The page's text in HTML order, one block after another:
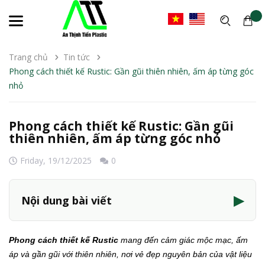
Trang chủ
Tin tức
Phong cách thiết kế Rustic: Gần gũi thiên nhiên, ấm áp từng góc
nhỏ
Phong cách thiết kế Rustic: Gần gũi
thiên nhiên, ấm áp từng góc nhỏ
Friday, 19/12/2025 0
Nội dung bài viết ▶
Phong cách thiết kế Rustic mang đến cảm giác mộc mạc, ấm
áp và gần gũi với thiên nhiên, nơi vẻ đẹp nguyên bản của vật liệu